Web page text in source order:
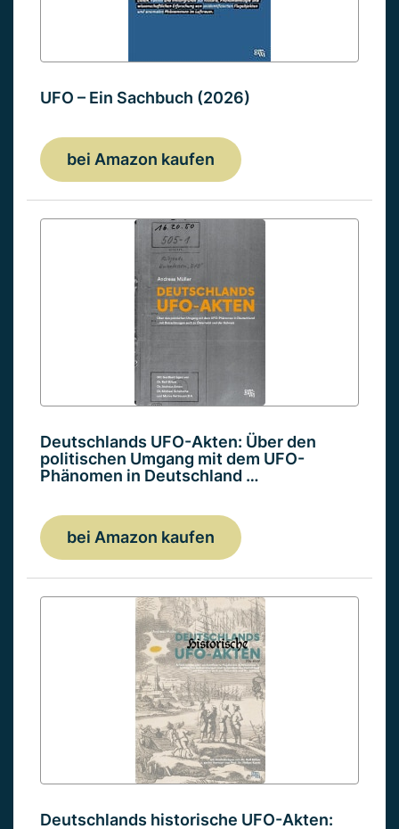
UFO – Ein Sachbuch (2026)
bei Amazon kaufen
Deutschlands UFO-Akten: Über den
politischen Umgang mit dem UFO-
Phänomen in Deutschland …
bei Amazon kaufen
Deutschlands historische UFO-Akten: